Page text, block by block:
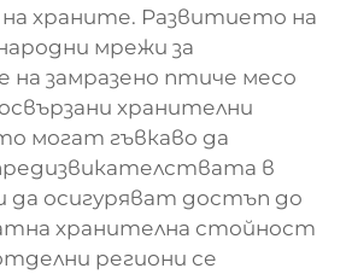
храните. Развитието на
мрежи за
на замразено птиче месо
хранителни
могат гъвкаво да
в
осигуряват достъп до
хранителна стойност
региони се